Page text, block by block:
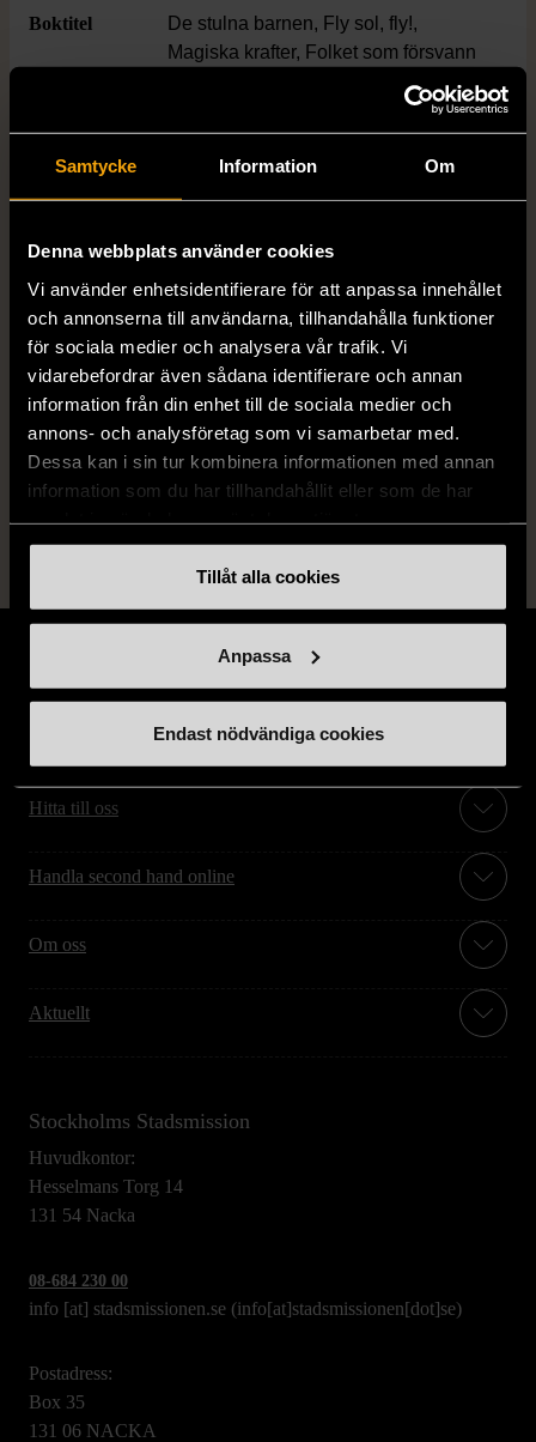
Samtycke Information Om
Denna webbplats använder cookies
Vi använder enhetsidentifierare för att anpassa innehållet
och annonserna till användarna, tillhandahålla funktioner
för sociala medier och analysera vår trafik. Vi
vidarebefordrar även sådana identifierare och annan
information från din enhet till de sociala medier och
annons- och analysföretag som vi samarbetar med.
Dessa kan i sin tur kombinera informationen med annan
information som du har tillhandahållit eller som de har
Tillåt alla cookies
Anpassa
Endast nödvändiga cookies
Boktitel
De stulna barnen, Fly sol, fly!,
Magiska krafter, Folket som försvann
638-6812-2
Skick Mycket gott skick
Produkten är sparsamt använd, är av fin
Läs mer om hur vi bedömer
Hitta till oss
Handla second hand online
Om oss
Aktuellt
Stockholms Stadsmission
Huvudkontor:
Hesselmans Torg 14
131 54 Nacka
08-684 230 00
info [at] stadsmissionen.se (info[at]stadsmissionen[dot]se)
Postadress:
Box 35
131 06 NACKA